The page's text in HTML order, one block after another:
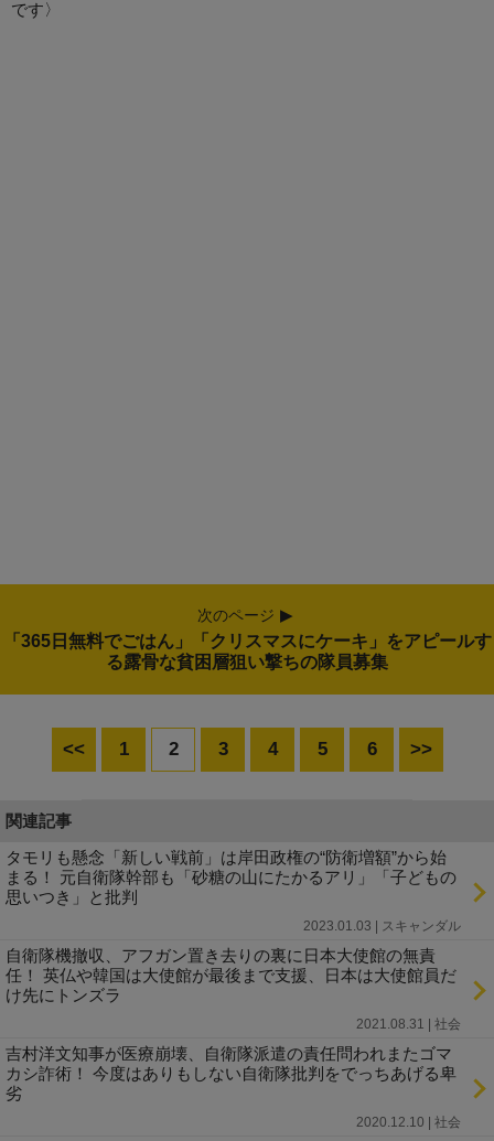
です〉
次のページ
「365日無料でごはん」「クリスマスにケーキ」をアピールす
る露骨な貧困層狙い撃ちの隊員募集
<< 1 2 3 4 5 6 >>
関連記事
タモリも懸念「新しい戦前」は岸田政権の“防衛増額”から始
まる！ 元自衛隊幹部も「砂糖の山にたかるアリ」「子どもの
思いつき」と批判
2023.01.03 | スキャンダル
自衛隊機撤収、アフガン置き去りの裏に日本大使館の無責
任！ 英仏や韓国は大使館が最後まで支援、日本は大使館員だ
け先にトンズラ
2021.08.31 | 社会
吉村洋文知事が医療崩壊、自衛隊派遣の責任問われまたゴマ
カシ詐術！ 今度はありもしない自衛隊批判をでっちあげる卑
劣
2020.12.10 | 社会